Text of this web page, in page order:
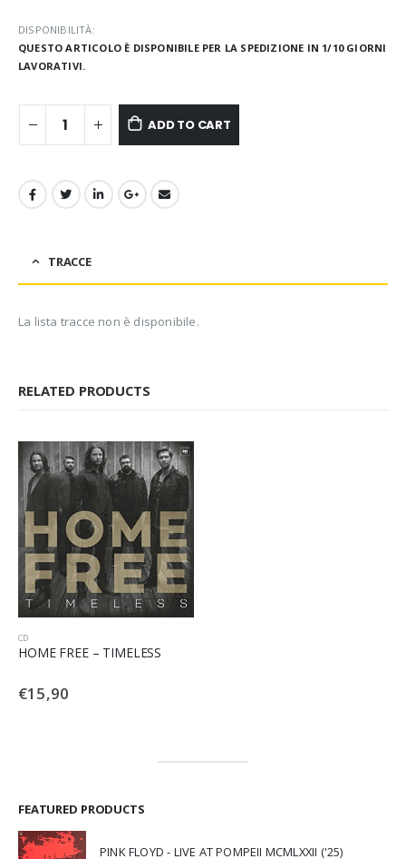
DISPONIBILITÀ:
QUESTO ARTICOLO È DISPONIBILE PER LA SPEDIZIONE IN 1/10 GIORNI
LAVORATIVI.
ADD TO CART
TRACCE
La lista tracce non è disponibile.
RELATED PRODUCTS
CD
HOME FREE – TIMELESS
€15,90
FEATURED PRODUCTS
PINK FLOYD - LIVE AT POMPEII MCMLXXII ('25)